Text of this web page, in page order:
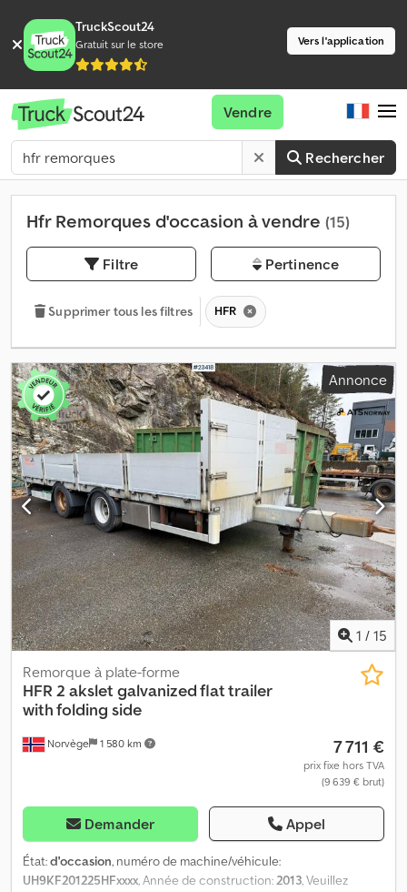
TruckScout24
Gratuit sur le store Vers l'application
Rechercher
Vendre
Hfr Remorques d'occasion à vendre (15)
Filtre Pertinence
Supprimer tous les filtres HFR
Annonce
1 / 15
Norvège 1 580 km
Remorque à plate-forme
HFR 2 akslet galvanized flat trailer
with folding side
7 711 €
prix fixe hors TVA
(9 639 € brut)
Demander Appel
État:d'occasion, numéro de machine/véhicule:
UH9KF201225HFxxxx, Année de construction:2013, Veuillez